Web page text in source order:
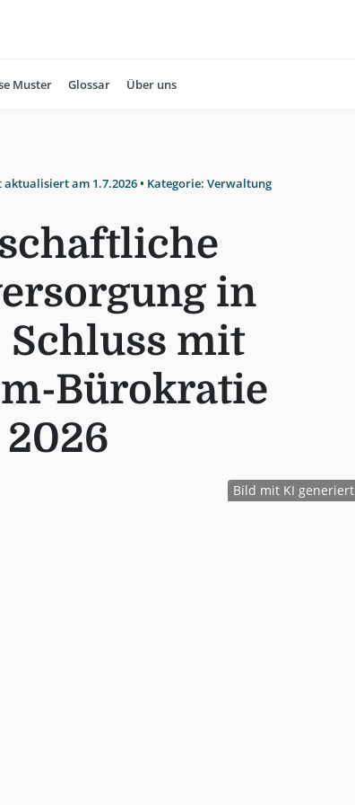
Muster Glossar Über uns
aktualisiert am 1.7.2026• Kategorie: Verwaltung
in
Schluss mit
Bürokratie
2026
Bild mit KI generiert